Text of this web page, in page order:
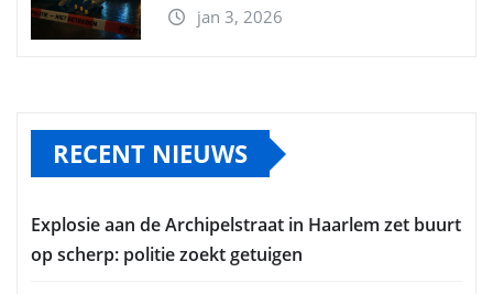
jan 3, 2026
RECENT NIEUWS
Explosie aan de Archipelstraat in Haarlem zet buurt
op scherp: politie zoekt getuigen